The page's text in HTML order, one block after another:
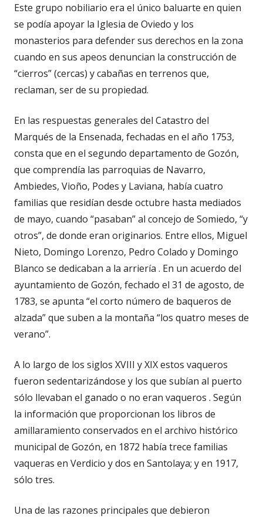
Este grupo nobiliario era el único baluarte en quien
se podía apoyar la Iglesia de Oviedo y los
monasterios para defender sus derechos en la zona
cuando en sus apeos denuncian la construcción de
“cierros” (cercas) y cabañas en terrenos que,
reclaman, ser de su propiedad.
En las respuestas generales del Catastro del
Marqués de la Ensenada, fechadas en el año 1753,
consta que en el segundo departamento de Gozón,
que comprendía las parroquias de Navarro,
Ambiedes, Vioño, Podes y Laviana, había cuatro
familias que residían desde octubre hasta mediados
de mayo, cuando “pasaban” al concejo de Somiedo, “y
otros”, de donde eran originarios. Entre ellos, Miguel
Nieto, Domingo Lorenzo, Pedro Colado y Domingo
Blanco se dedicaban a la arriería . En un acuerdo del
ayuntamiento de Gozón, fechado el 31 de agosto, de
1783, se apunta “el corto número de baqueros de
alzada” que suben a la montaña “los quatro meses de
verano”.
A lo largo de los siglos XVIII y XIX estos vaqueros
fueron sedentarizándose y los que subían al puerto
sólo llevaban el ganado o no eran vaqueros . Según
la información que proporcionan los libros de
amillaramiento conservados en el archivo histórico
municipal de Gozón, en 1872 había trece familias
vaqueras en Verdicio y dos en Santolaya; y en 1917,
sólo tres.
Una de las razones principales que debieron